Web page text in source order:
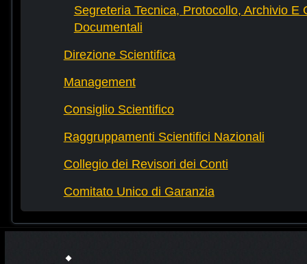
Segreteria Tecnica, Protocollo, Archivio E
Documentali
Direzione Scientifica
Management
Consiglio Scientifico
Raggruppamenti Scientifici Nazionali
Collegio dei Revisori dei Conti
Comitato Unico di Garanzia